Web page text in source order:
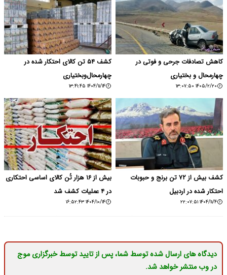
کاهش تصادفات جرحی و فوتی در
چهارمحال و بختیاری
۱۴۰۵/۲/۲۰ ۱۳:۰۷:۵۰
کشف ۵۴ تن کالای احتکار شده در
چهارمحال‌و‌بختیاری
۱۴۰۴/۱۱/۱۴ ۱۳:۴۱:۴۵
کشف بیش از ۷۲ تن برنج و حبوبات
احتکار شده در اردبیل
۱۴۰۴/۱۱/۴ ۲۲:۰۷:۵۱
بیش از ۱۶ هزار تُن کالای اساسی احتکاری
در ۴ عملیات کشف شد
۱۴۰۴/۱۰/۱۴ ۱۶:۵۲:۴۳
دیدگاه های ارسال شده توسط شما، پس از تایید توسط خبرگزاری موج
در وب منتشر خواهد شد.